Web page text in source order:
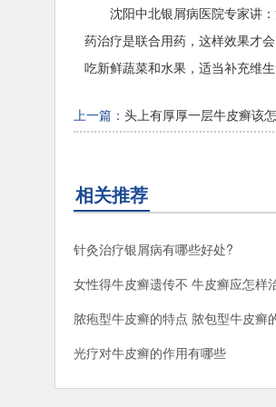
沈阳中北银屑病医院专家讲
药治疗是联合用药，这样效果才
吃新鲜蔬菜和水果，适当补充维
上一篇： 头上有厚厚一层牛皮癣该
相关推荐
针灸治疗银屑病有哪些好处?
女性得牛皮癣遗传不 牛皮癣应怎样
脓疱型牛皮癣的特点 脓包型牛皮癣
光疗对牛皮癣的作用有哪些